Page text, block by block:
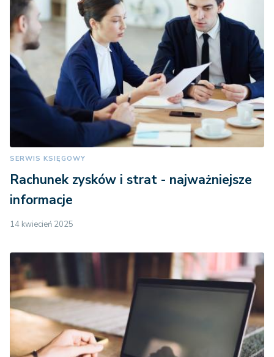
SERWIS KSIĘGOWY
Rachunek zysków i strat - najważniejsze
informacje
14 kwiecień 2025